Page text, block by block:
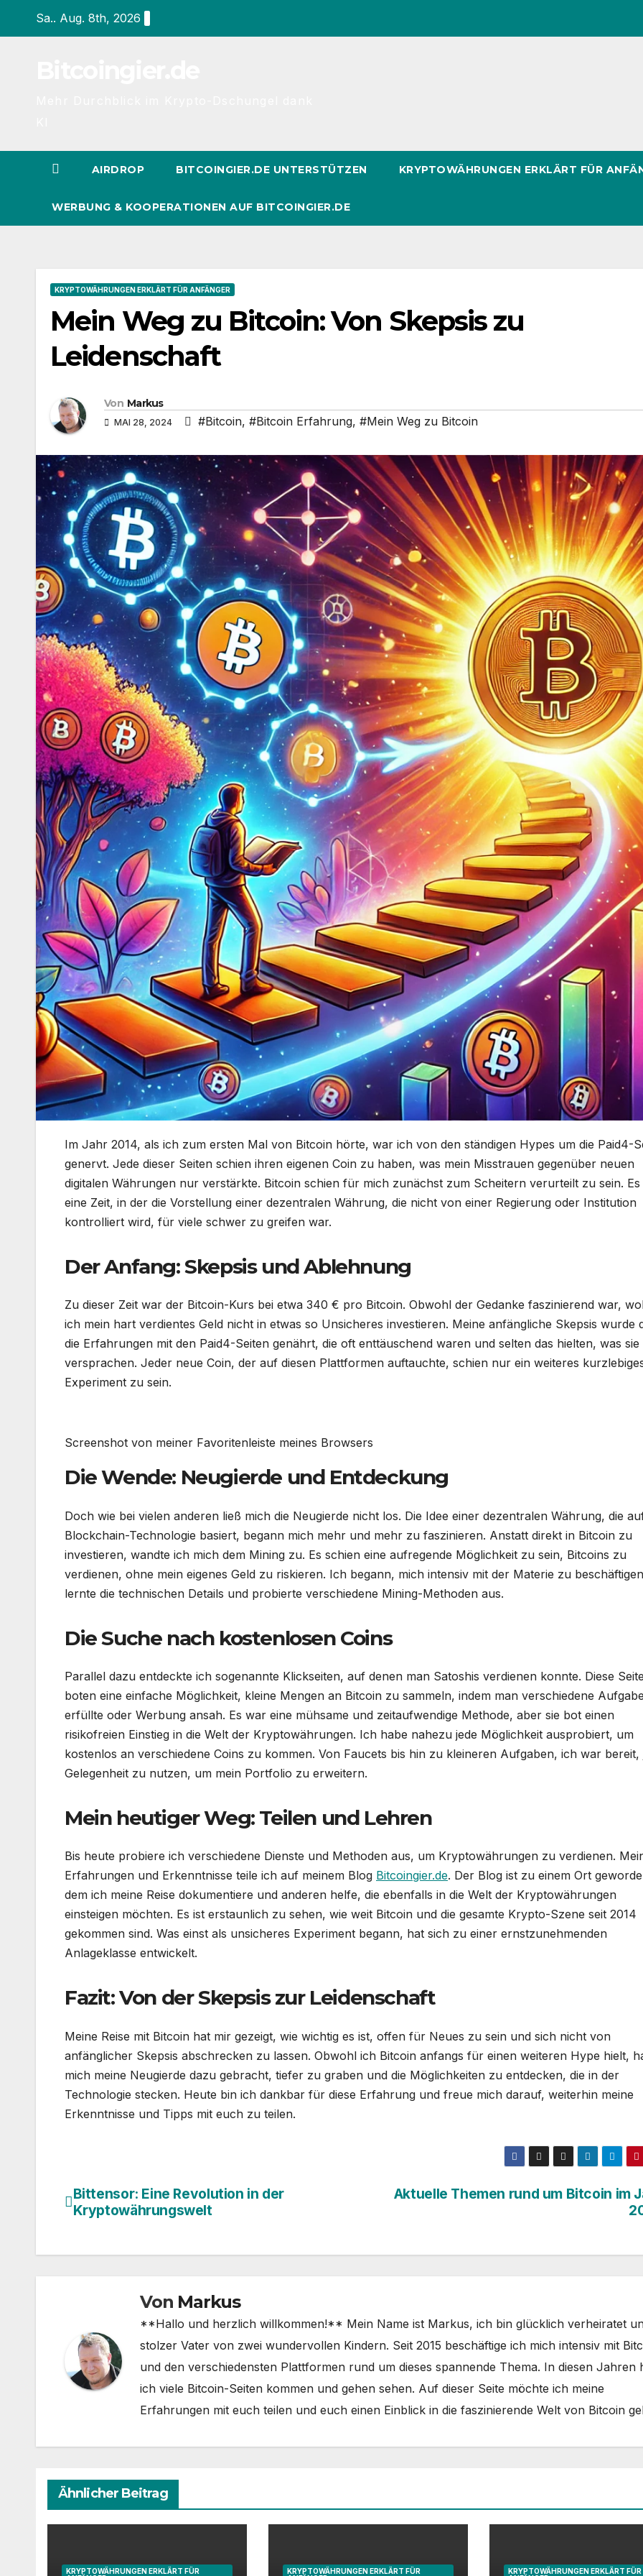
Sa.. Aug. 8th, 2026
AIRDROP BITCOINGIER.DE UNTERSTÜTZEN KRYPTOWÄHRUNGEN ERKLÄRT FÜR
WERBUNG & KOOPERATIONEN AUF BITCOINGIER.DE
KRYPTOWÄHRUNGEN ERKLÄRT FÜR ANFÄNGER
Mein Weg zu Bitcoin: Von Skepsis zu
Leidenschaft
Von Markus
MAI 28, 2024 #Bitcoin, #Bitcoin Erfahrung, #Mein Weg zu Bitcoin
Im Jahr 2014, als ich zum ersten Mal von Bitcoin hörte, war ich von den ständigen Hypes um die Paid4-
genervt. Jede dieser Seiten schien ihren eigenen Coin zu haben, was mein Misstrauen gegenüber neuen
digitalen Währungen nur verstärkte. Bitcoin schien für mich zunächst zum Scheitern verurteilt zu sein.
eine Zeit, in der die Vorstellung einer dezentralen Währung, die nicht von einer Regierung oder Institution
kontrolliert wird, für viele schwer zu greifen war.
Der Anfang: Skepsis und Ablehnung
Zu dieser Zeit war der Bitcoin-Kurs bei etwa 340 € pro Bitcoin. Obwohl der Gedanke faszinierend war,
ich mein hart verdientes Geld nicht in etwas so Unsicheres investieren. Meine anfängliche Skepsis wurde
die Erfahrungen mit den Paid4-Seiten genährt, die oft enttäuschend waren und selten das hielten, was sie
versprachen. Jeder neue Coin, der auf diesen Plattformen auftauchte, schien nur ein weiteres
Experiment zu sein.
Screenshot von meiner Favoritenleiste meines Browsers
Die Wende: Neugierde und Entdeckung
Doch wie bei vielen anderen ließ mich die Neugierde nicht los. Die Idee einer dezentralen Währung, die
Blockchain-Technologie basiert, begann mich mehr und mehr zu faszinieren. Anstatt direkt in Bitcoin zu
investieren, wandte ich mich dem Mining zu. Es schien eine aufregende Möglichkeit zu sein, Bitcoins zu
verdienen, ohne mein eigenes Geld zu riskieren. Ich begann, mich intensiv mit der Materie zu
lernte die technischen Details und probierte verschiedene Mining-Methoden aus.
Die Suche nach kostenlosen Coins
Parallel dazu entdeckte ich sogenannte Klickseiten, auf denen man Satoshis verdienen konnte. Diese
boten eine einfache Möglichkeit, kleine Mengen an Bitcoin zu sammeln, indem man verschiedene
erfüllte oder Werbung ansah. Es war eine mühsame und zeitaufwendige Methode, aber sie bot einen
risikofreien Einstieg in die Welt der Kryptowährungen. Ich habe nahezu jede Möglichkeit ausprobiert, um
kostenlos an verschiedene Coins zu kommen. Von Faucets bis hin zu kleineren Aufgaben, ich war bereit,
Gelegenheit zu nutzen, um mein Portfolio zu erweitern.
Mein heutiger Weg: Teilen und Lehren
Bis heute probiere ich verschiedene Dienste und Methoden aus, um Kryptowährungen zu verdienen.
Erfahrungen und Erkenntnisse teile ich auf meinem Blog Bitcoingier.de. Der Blog ist zu einem Ort
dem ich meine Reise dokumentiere und anderen helfe, die ebenfalls in die Welt der Kryptowährungen
einsteigen möchten. Es ist erstaunlich zu sehen, wie weit Bitcoin und die gesamte Krypto-Szene seit 2014
gekommen sind. Was einst als unsicheres Experiment begann, hat sich zu einer ernstzunehmenden
Anlageklasse entwickelt.
Fazit: Von der Skepsis zur Leidenschaft
Meine Reise mit Bitcoin hat mir gezeigt, wie wichtig es ist, offen für Neues zu sein und sich nicht von
anfänglicher Skepsis abschrecken zu lassen. Obwohl ich Bitcoin anfangs für einen weiteren Hype hielt,
mich meine Neugierde dazu gebracht, tiefer zu graben und die Möglichkeiten zu entdecken, die in der
Technologie stecken. Heute bin ich dankbar für diese Erfahrung und freue mich darauf, weiterhin meine
Erkenntnisse und Tipps mit euch zu teilen.
Beitragsnavigation
Aktuelle Themen rund um Bitcoin im
Bittensor: Eine Revolution in der
Kryptowährungswelt
Von Markus
**Hallo und herzlich willkommen!** Mein Name ist Markus, ich bin glücklich verheiratet
stolzer Vater von zwei wundervollen Kindern. Seit 2015 beschäftige ich mich intensiv mit
und den verschiedensten Plattformen rund um dieses spannende Thema. In diesen Jahren
ich viele Bitcoin-Seiten kommen und gehen sehen. Auf dieser Seite möchte ich meine
Erfahrungen mit euch teilen und euch einen Einblick in die faszinierende Welt von Bitcoin
Ähnlicher Beitrag
KRYPTOWÄHRUNGEN ERKLÄRT FÜR
KRYPTOWÄHRUNGEN ERKLÄRT FÜR
KRYPTOWÄHRUNGEN ERKLÄRT FÜR